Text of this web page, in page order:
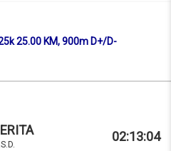
25.00 KM, 900m D+/D-
02:13:04